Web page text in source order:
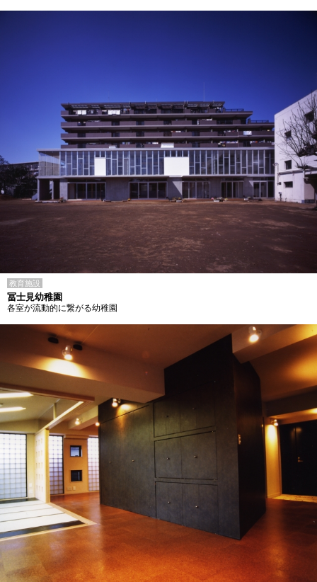
教育施設
冨士見幼稚園
各室が流動的に繋がる幼稚園